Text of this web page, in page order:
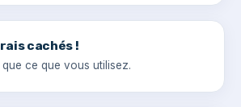
cachés !
ce que vous utilisez.